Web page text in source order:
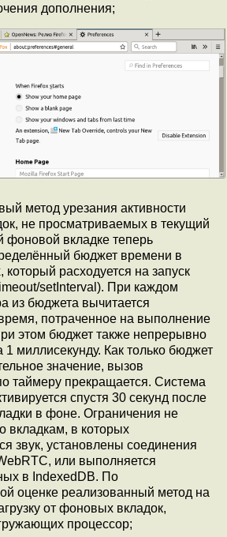
дополнения;
метод урезания активности
не просматриваемых в текущий
фоновой вкладке теперь
бюджет времени в
который расходуется на запуск
setInterval). При каждом
из бюджета вычитается
потраченное на выполнение
этом бюджет также непрерывно
1 миллисекунду. Как только бюджет
значение, вызов
таймеру прекращается. Система
спустя 30 секунд после
в фоне. Ограничения не
вкладкам, в которых
звук, установлены соединения
или выполняется
в IndexedDB. По
оценке реализованный метод на
от фоновых вкладок,
процессор;